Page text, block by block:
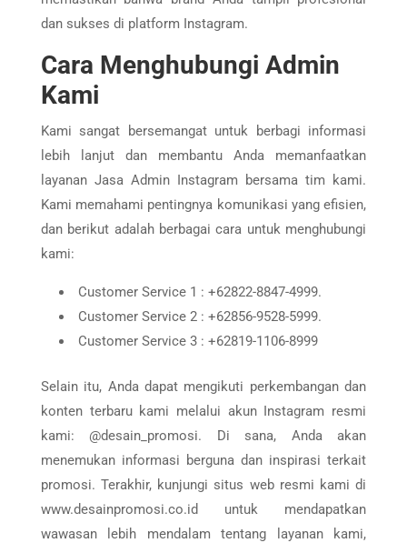
dan sukses di platform Instagram.
Cara Menghubungi Admin
Kami
Kami sangat bersemangat untuk berbagi informasi
lebih lanjut dan membantu Anda memanfaatkan
layanan Jasa Admin Instagram bersama tim kami.
Kami memahami pentingnya komunikasi yang efisien,
dan berikut adalah berbagai cara untuk menghubungi
kami:
Customer Service 1 : +62822-8847-4999.
Customer Service 2 : +62856-9528-5999.
Customer Service 3 : +62819-1106-8999
Selain itu, Anda dapat mengikuti perkembangan dan
konten terbaru kami melalui akun Instagram resmi
kami: @desain_promosi. Di sana, Anda akan
menemukan informasi berguna dan inspirasi terkait
promosi. Terakhir, kunjungi situs web resmi kami di
www.desainpromosi.co.id untuk mendapatkan
wawasan lebih mendalam tentang layanan kami,